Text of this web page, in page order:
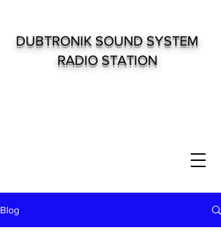
DUBTRONIK SOUND SYSTEM
RADIO STATION
Blog